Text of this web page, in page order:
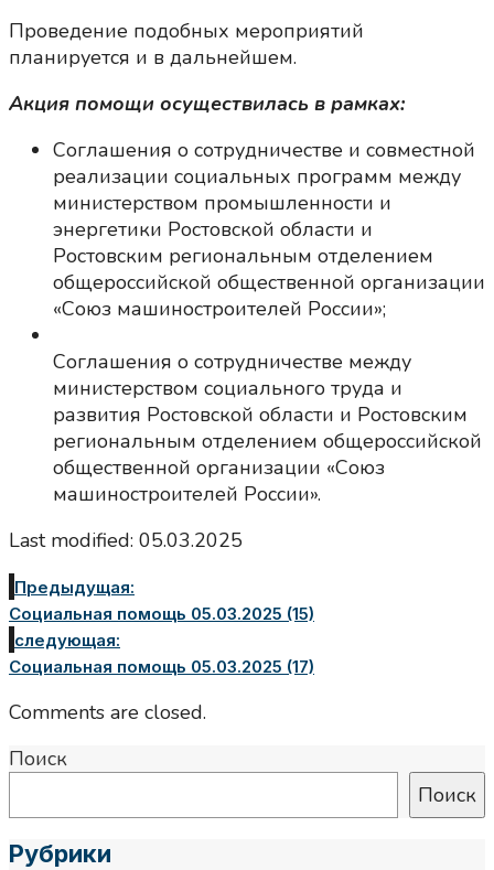
Проведение подобных мероприятий
планируется и в дальнейшем.
Акция помощи осуществилась в рамках:
Соглашения о сотрудничестве и совместной
реализации социальных программ между
министерством промышленности и
энергетики Ростовской области и
Ростовским региональным отделением
общероссийской общественной организации
«Союз машиностроителей России»;
Соглашения о сотрудничестве между
министерством социального труда и
развития Ростовской области и Ростовским
региональным отделением общероссийской
общественной организации «Союз
машиностроителей России».
Last modified: 05.03.2025
Предыдущая:
Социальная помощь 05.03.2025 (15)
следующая:
Социальная помощь 05.03.2025 (17)
Comments are closed.
Поиск
Поиск
Рубрики